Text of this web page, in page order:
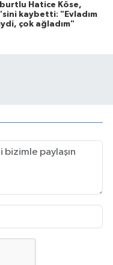
Hatice Köse,
kaybetti: "Evladım
çok ağladım"